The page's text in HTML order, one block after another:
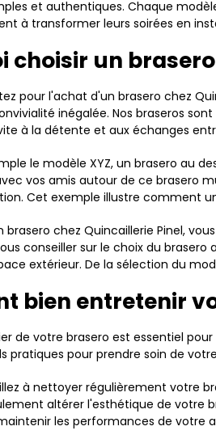
et authentiques. Chaque
à transformer leurs soirées en
choisir un
pour l'achat d'un brasero chez
inégalée. Nos braseros
à la détente et aux échanges
le modèle XYZ, un brasero au
vos amis autour de ce brasero
Cet exemple illustre comment
brasero chez Quincaillerie Pinel,
conseiller sur le choix du
extérieur. De la sélection du
bien entretenir
de votre brasero est essentiel
pratiques pour prendre soin de
à nettoyer régulièrement votre
altérer l'esthétique de votre
les performances de votre